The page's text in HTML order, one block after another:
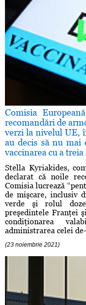
Comisia
recomandări de
verzi la nivelul UE,
au decis să nu mai
vaccinarea cu a
Stella Kyriakides,
declarat că noile
Comisia lucrează
de mişcare, inclusiv
verde şi rolul
preşedintele Franţei
condiţionarea
administrarea celei
(23 noiembrie 2021)